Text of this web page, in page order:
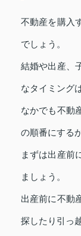
不動産を購入
でしょう。
結婚や出産、
なタイミング
なかでも不動
の順番にする
まずは出産前
ましょう。
出産前に不動
探したり引っ